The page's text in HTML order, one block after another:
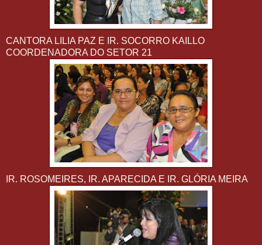
CANTORA LILIA PAZ E IR. SOCORRO KAILLO
COORDENADORA DO SETOR 21
IR. ROSOMEIRES, IR. APARECIDA E IR. GLÓRIA MEIRA